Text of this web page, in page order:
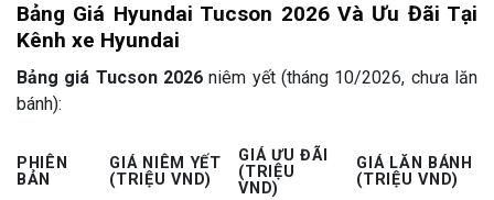
Bảng Giá Hyundai Tucson 2026 Và Ưu Đãi Tại
Kênh xe Hyundai
Bảng giá Tucson 2026 niêm yết (tháng 10/2026, chưa lăn
bánh):
PHIÊN
BẢN
GIÁ NIÊM YẾT
(TRIỆU VND)
GIÁ ƯU ĐÃI
(TRIỆU
VND)
GIÁ LĂN BÁNH
(TRIỆU VND)